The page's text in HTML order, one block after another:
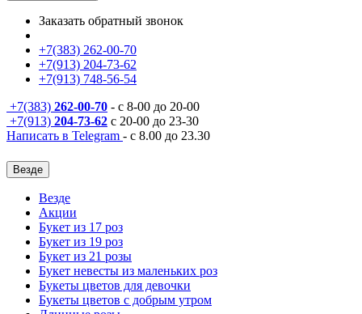
Заказать обратный звонок
+7(383) 262-00-70
+7(913) 204-73-62
+7(913) 748-56-54
+7(383) 262-00-70 - с 8-00 до 20-00
+7(913) 204-73-62 с 20-00 до 23-30
Написать в Telegram - с 8.00 до 23.30
Везде
Везде
Акции
Букет из 17 роз
Букет из 19 роз
Букет из 21 розы
Букет невесты из маленьких роз
Букеты цветов для девочки
Букеты цветов с добрым утром